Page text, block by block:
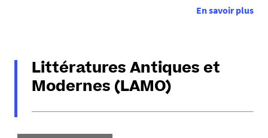
En savoir plus
Littératures Antiques et
Modernes (LAMO)